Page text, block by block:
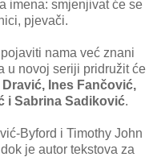
imena: smjenjivat će se
pjevači.
nama već znani
u novoj seriji pridružit će
Ines Fančović,
i Sabrina Sadiković.
Byford i Timothy John
je autor tekstova za